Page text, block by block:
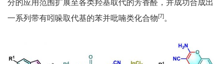
分的应用范围扩展至各类羟基取代的芳香醛，并成功合成出
一系列带有吲哚取代基的苯并吡喃类化合物[7]。